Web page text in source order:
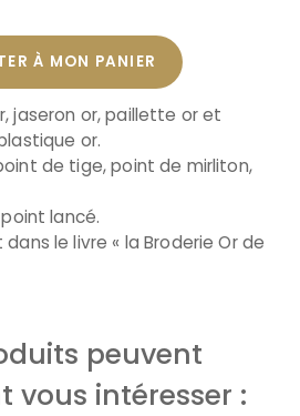
À MON PANIER
jaseron or, paillette or et
or.
de tige, point de mirliton,
lancé.
le livre « la Broderie Or de
peuvent
vous intéresser :